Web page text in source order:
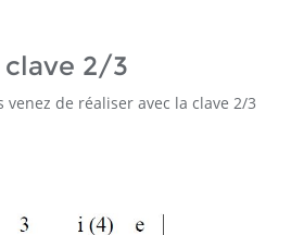
2/3
venez de réaliser avec la clave 2/3